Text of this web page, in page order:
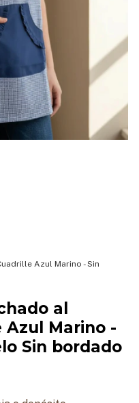
Azul Marino - Sin
al
Azul Marino -
Sin bordado